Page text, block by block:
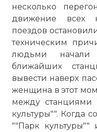
несколько
движение всех
поездов
техническим
людьми
ближайших
вывести наверх
женщина в этот
между станциями
культуры"". Когда
""Парк культуры""